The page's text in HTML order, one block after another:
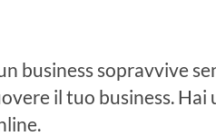
business sopravvive
il tuo business. Hai